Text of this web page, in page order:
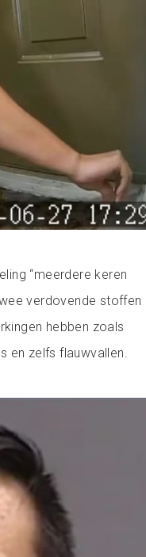
“meerdere keren
verdovende stoffen
hebben zoals
en zelfs flauwvallen.